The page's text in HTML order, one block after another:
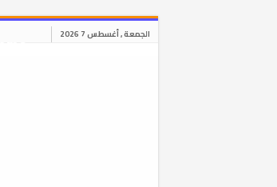
الجمعة , أغسطس 7 2026